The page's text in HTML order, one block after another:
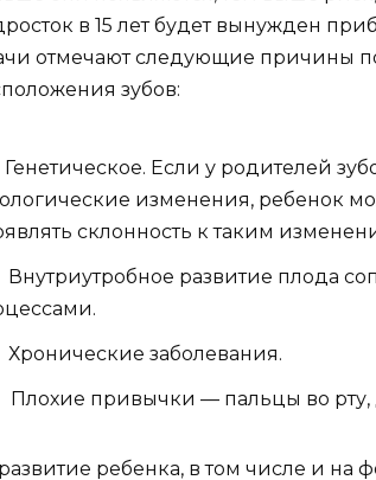
в 15 лет будет вынужден
отмечают следующие причины
зубов:
Генетическое. Если у родителей
изменения, ребенок
склонность к таким
Внутриутробное развитие плода
Хронические заболевания.
Плохие привычки — пальцы во рту,
ребенка, в том числе и на